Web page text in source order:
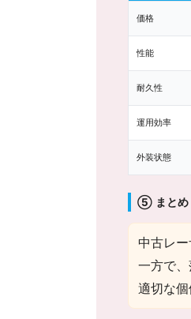
価格
性能
耐久性
運用効率
外装状態
⑤ まとめ
中古レ
一方で
適切な